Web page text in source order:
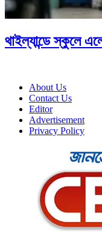
থাইল্যান্ডে স্কুলে
About Us
Contact Us
Editor
Advertisement
Privacy Policy